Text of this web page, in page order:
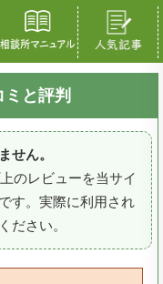
と評判
せん。
のレビューを当サイ
す。実際に利用され
ださい。